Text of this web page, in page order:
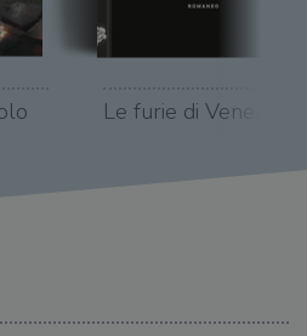
Le furie di Venezia